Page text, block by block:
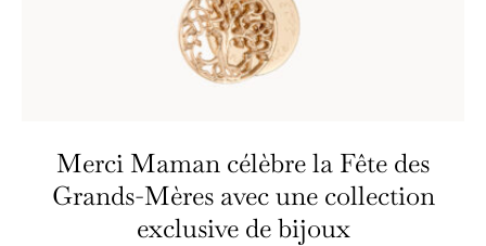
Merci Maman célèbre la Fête des
Grands-Mères avec une collection
exclusive de bijoux